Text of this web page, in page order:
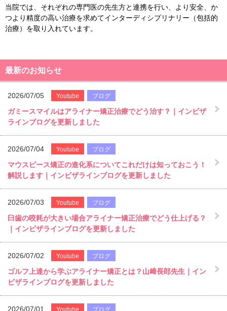
当院では、それぞれの専門医の先生方と連携を行い、より安全、か
つより精度の高い治療を求めてインターディシプリナリー（包括的
治療）を取り入れています。
最新のお知らせ
2026/07/05 Youtube ブログ
ガミースマイルはアライナー矯正治療でどう治す？｜インビザ
ラインブログを更新しました
2026/07/04 Youtube ブログ
マウスピース矯正の進化系についてこれだけは知っておこう！
解説します｜インビザラインブログを更新しました
2026/07/03 Youtube ブログ
臼歯の咬耗が大きい場合アライナー矯正治療でどう仕上げる？
｜インビザラインブログを更新しました
2026/07/02 Youtube ブログ
ゴルフ上達から学ぶアライナー矯正とは？山﨑長郎先生｜イン
ビザラインブログを更新しました
2026/07/01 Youtube ブログ